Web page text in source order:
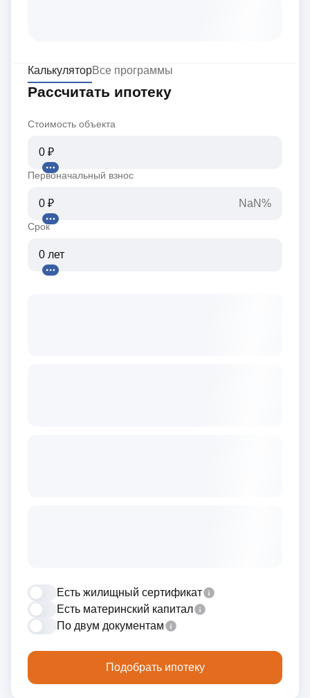
КалькуляторВсе программы
Рассчитать ипотеку
Стоимость объекта
Первоначальный взнос
NaN%
Срок
Есть жилищный сертификат
Есть материнский капитал
По двум документам
Подобрать ипотеку